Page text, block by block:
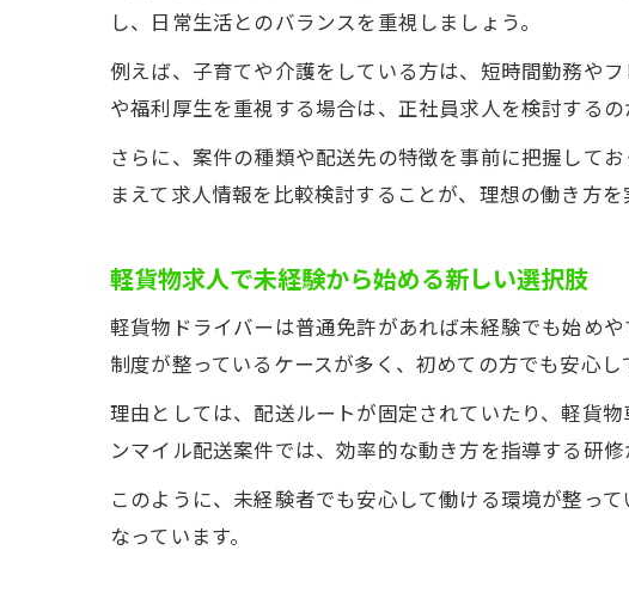
安心
し、日常生活とのバランスを重視しましょう。
例えば、子育てや介護をしている方は、短時間勤務や
や福利厚生を重視する場合は、正社員求人を検討するの
さらに、案件の種類や配送先の特徴を事前に把握して
まえて求人情報を比較検討することが、理想の働き方を
軽貨物求人で未経験から始める新しい選択肢
軽貨物ドライバーは普通免許があれば未経験でも始め
制度が整っているケースが多く、初めての方でも安心し
理由としては、配送ルートが固定されていたり、軽貨
ンマイル配送案件では、効率的な動き方を指導する研修
このように、未経験者でも安心して働ける環境が整っ
なっています。